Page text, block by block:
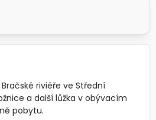
riviéře ve Střední
a další lůžka v obývacím
pobytu.